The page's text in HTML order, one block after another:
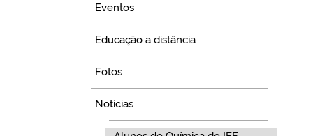
Eventos
Educação a distância
Fotos
Notícias